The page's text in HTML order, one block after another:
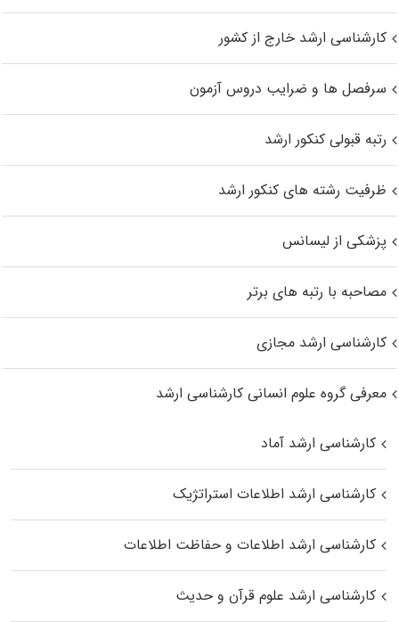
کارشناسی ارشد خارج از کشور
سرفصل ها و ضرایب دروس آزمون
رتبه قبولی کنکور ارشد
ظرفیت رشته های کنکور ارشد
پزشکی از لیسانس
مصاحبه با رتبه های برتر
کارشناسی ارشد مجازی
معرفی گروه علوم انسانی کارشناسی ارشد
کارشناسی ارشد آماد
کارشناسی ارشد اطلاعات استراتژیک
کارشناسی ارشد اطلاعات و حفاظت اطلاعات
کارشناسی ارشد علوم قرآن و حدیث